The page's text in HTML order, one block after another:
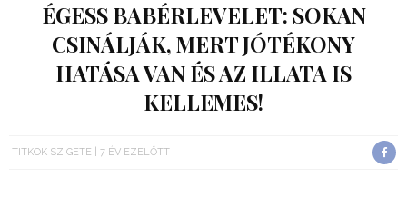
ÉGESS BABÉRLEVELET: SOKAN
CSINÁLJÁK, MERT JÓTÉKONY
HATÁSA VAN ÉS AZ ILLATA IS
KELLEMES!
TITKOK SZIGETE 7 ÉV EZELŐTT